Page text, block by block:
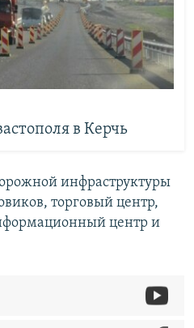
в Керчь
инфраструктуры
торговый центр,
центр и